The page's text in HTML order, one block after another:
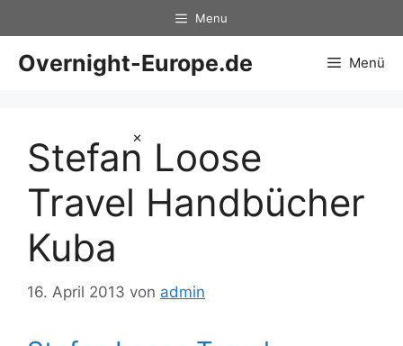
×
Inhalt
springen
Menu
Overnight-Europe.de Menü
Stefan Loose
Travel Handbücher
Kuba
16. April 2013 von admin